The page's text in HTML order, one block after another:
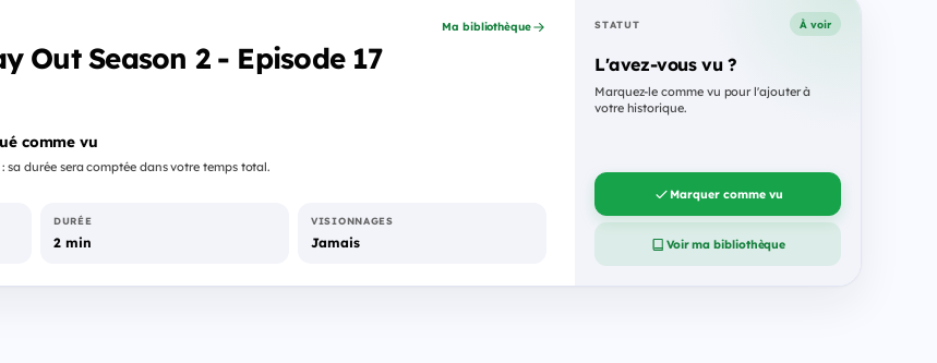
Out Season 2 - Episode 17
Ma bibliothèque
comme vu
sa durée sera comptée dans votre temps total.
DURÉE
2 min
VISIONNAGES
Jamais
STATUT À voir
L'avez-vous vu ?
Marquez-le comme vu pour l'ajouter à
votre historique.
Marquer comme vu
Voir ma bibliothèque